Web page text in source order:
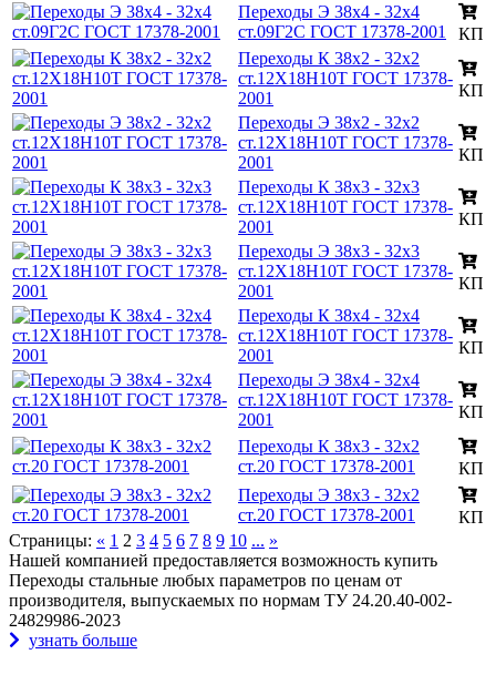
Переходы Э 38х4 - 32х4
ст.09Г2С ГОСТ 17378-2001
КП
Переходы К 38х2 - 32х2
ст.12Х18Н10Т ГОСТ 17378-
2001
КП
Переходы Э 38х2 - 32х2
ст.12Х18Н10Т ГОСТ 17378-
2001
КП
Переходы К 38х3 - 32х3
ст.12Х18Н10Т ГОСТ 17378-
2001
КП
Переходы Э 38х3 - 32х3
ст.12Х18Н10Т ГОСТ 17378-
2001
КП
Переходы К 38х4 - 32х4
ст.12Х18Н10Т ГОСТ 17378-
2001
КП
Переходы Э 38х4 - 32х4
ст.12Х18Н10Т ГОСТ 17378-
2001
КП
Переходы К 38х3 - 32х2
ст.20 ГОСТ 17378-2001
КП
Переходы Э 38х3 - 32х2
ст.20 ГОСТ 17378-2001
КП
Страницы: « 1 2 3 4 5 6 7 8 9 10 ... »
Нашей компанией предоставляется возможность купить
Переходы стальные любых параметров по ценам от
производителя, выпускаемых по нормам ТУ 24.20.40-002-
24829986-2023
узнать больше